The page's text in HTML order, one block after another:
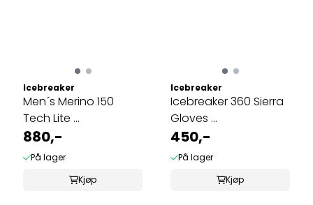
Icebreaker
Men´s Merino 150
Tech Lite ...
880,-
På lager
Kjøp
Icebreaker
Icebreaker 360 Sierra
Gloves ...
450,-
På lager
Kjøp